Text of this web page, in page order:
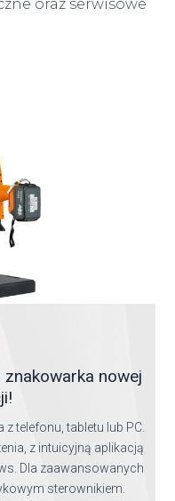
oraz serwisowe
nowej
telefonu, tabletu lub PC.
z intuicyjną aplikacją
Dla zaawansowanych
sterownikiem.